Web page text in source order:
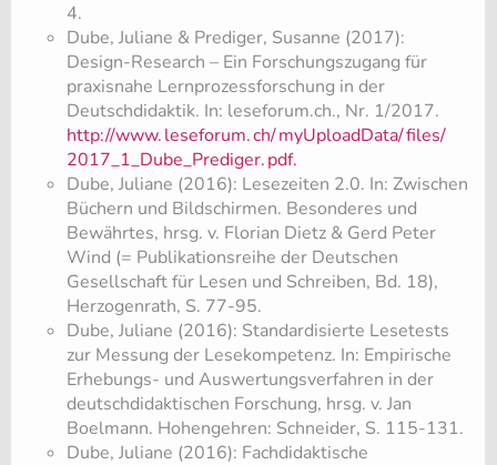
4.
Dube, Juliane & Prediger, Susanne (2017):
Design-Research – Ein Forschungszugang für
praxisnahe Lernprozessforschung in der
Deutschdidaktik. In: leseforum.ch., Nr. 1/2017.
http://www.leseforum.ch/myUploadData/files/
2017_1_Dube_Prediger.pdf.
Dube, Juliane (2016): Lesezeiten 2.0. In: Zwischen
Büchern und Bildschirmen. Besonderes und
Bewährtes, hrsg. v. Florian Dietz & Gerd Peter
Wind (= Publikationsreihe der Deutschen
Gesellschaft für Lesen und Schreiben, Bd. 18),
Herzogenrath, S. 77-95.
Dube, Juliane (2016): Standardisierte Lesetests
zur Messung der Lesekompetenz. In: Empirische
Erhebungs- und Auswertungsverfahren in der
deutschdidaktischen Forschung, hrsg. v. Jan
Boelmann. Hohengehren: Schneider, S. 115-131.
Dube, Juliane (2016): Fachdidaktische